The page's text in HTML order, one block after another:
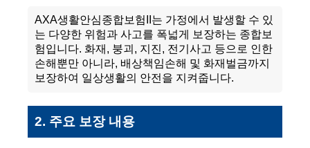
AXA생활안심종합보험II는 가정에서 발생할 수 있
는 다양한 위험과 사고를 폭넓게 보장하는 종합보
험입니다. 화재, 붕괴, 지진, 전기사고 등으로 인한
손해뿐만 아니라, 배상책임손해 및 화재벌금까지
보장하여 일상생활의 안전을 지켜줍니다.
2. 주요 보장 내용